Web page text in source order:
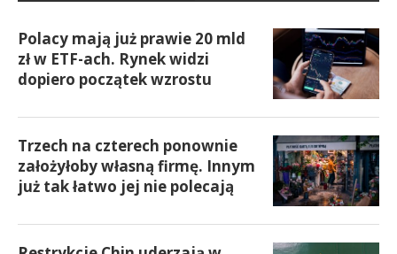
Polacy mają już prawie 20 mld
zł w ETF-ach. Rynek widzi
dopiero początek wzrostu
Trzech na czterech ponownie
założyłoby własną firmę. Innym
już tak łatwo jej nie polecają